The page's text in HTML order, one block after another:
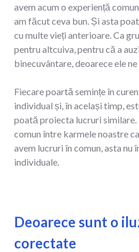
avem acum o experiență
am făcut ceva bun. Și asta
cu multe vieți anterioare. Ca
pentru altcuiva, pentru că a
binecuvântare, deoarece ele
Fiecare poartă semințe în
individual și, în același timp,
poată proiecta lucruri
comun între karmele noastre
avem lucruri în comun, asta nu
individuale.
Deoarece sunt o
corectate